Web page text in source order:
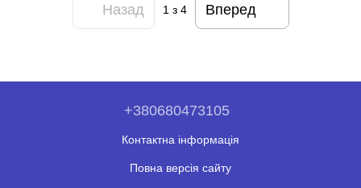
Назад 1з 4 Вперед
+380680473105
Контактна інформація
Повна версія сайту